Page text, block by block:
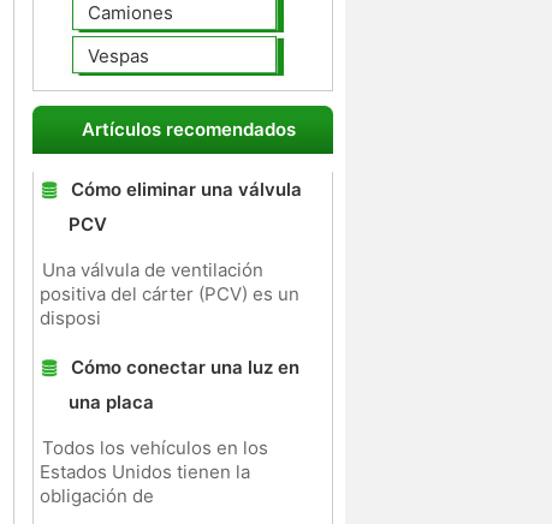
Camiones
Vespas
Artículos recomendados
Cómo eliminar una válvula
PCV
Una válvula de ventilación
positiva del cárter (PCV) es un
disposi
Cómo conectar una luz en
una placa
Todos los vehículos en los
Estados Unidos tienen la
obligación de